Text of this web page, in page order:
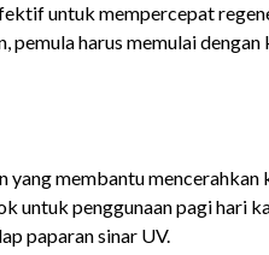
untuk mempercepat
harus memulai
membantu mencerahkan
untuk penggunaan pagi hari
paparan sinar UV.